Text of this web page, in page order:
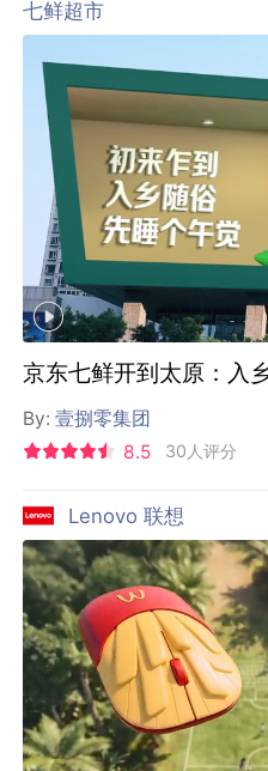
七鲜超市
京东七鲜开到太原：入
By:壹捌零集团
8.5
30人评分
Lenovo 联想